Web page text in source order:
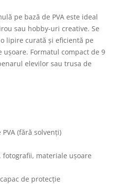
pe bază de PVA este ideal
sau hobby-uri creative. Se
lipire curată și eficientă pe
Formatul compact de 9
elevilor sau trusa de
PVA (fără solvenți)
fotografii, materiale ușoare
de protecție